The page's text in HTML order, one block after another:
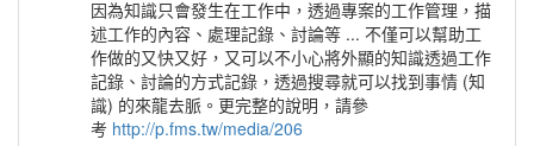
因為知識只會發生在工作中，透過專案的工作管理，描
述工作的內容、處理記錄、討論等 ... 不僅可以幫助工
作做的又快又好，又可以不小心將外顯的知識透過工作
記錄、討論的方式記錄，透過搜尋就可以找到事情 (知
識) 的來龍去脈。更完整的說明，請參
考 http://p.fms.tw/media/206